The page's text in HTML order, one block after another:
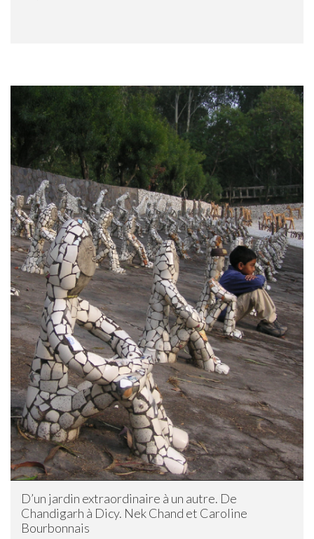
D’un jardin extraordinaire à un autre. De
Chandigarh à Dicy. Nek Chand et Caroline
Bourbonnais